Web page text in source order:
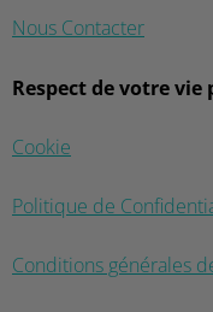
Nous Contacter
Respect de votre vie
Cookie
Politique de
Conditions générales